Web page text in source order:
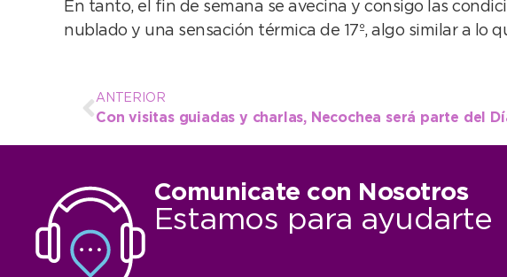
En tanto, el fin de semana se avecina y consigo las
nublado y una sensación térmica de 17º, algo similar a lo
ANTERIOR
Comunicate con Nosotros
Estamos para ayudarte